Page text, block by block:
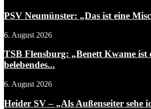
PSV Neumünster: „Das ist eine
6. August 2026
TSB Flensburg: „Benett Kwame ist
belebendes...
6. August 2026
Heider SV – „Als Außenseiter sehe